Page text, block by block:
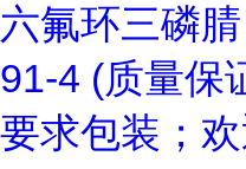
六氟环三磷
91-4 (质量保
要求包装；欢